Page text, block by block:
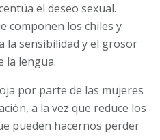
el deseo sexual.
componen los chiles y
la sensibilidad y el grosor
la lengua.
por parte de las mujeres
a la vez que reduce los
pueden hacernos perder